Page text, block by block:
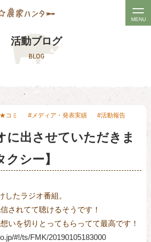
t
a
MENU
活動ブログ
BLOG
コミ メディア・発表実績 活動報告
に出させていただきま
クシー】
したラジオ番組。
されてて聴けるそうです！
いを切りとってもらってて最高です！
#!/ts/FMK/20190105183000